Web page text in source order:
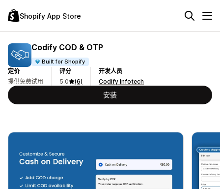
Shopify App Store
Codify COD & OTP
Built for Shopify
定价
提供免费试用
评分
5.0
(6)
开发人员
Codify Infotech
安装